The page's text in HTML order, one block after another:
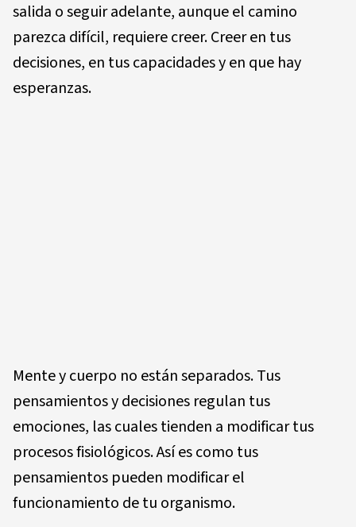
salida o seguir adelante, aunque el camino
parezca difícil, requiere creer. Creer en tus
decisiones, en tus capacidades y en que hay
esperanzas.
Mente y cuerpo no están separados. Tus
pensamientos y decisiones regulan tus
emociones, las cuales tienden a modificar tus
procesos fisiológicos. Así es como tus
pensamientos pueden modificar el
funcionamiento de tu organismo.